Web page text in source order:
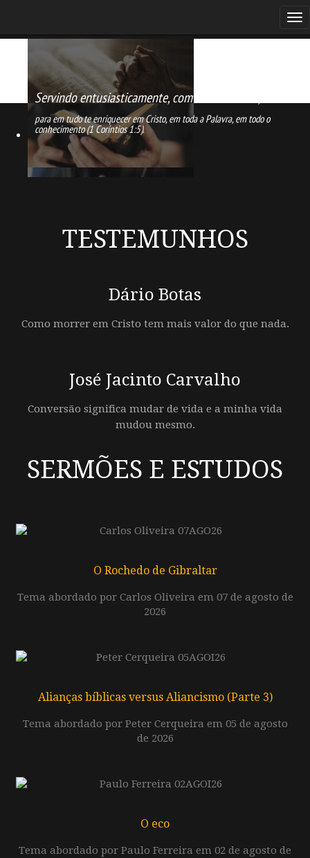
Servindo entusiasticamente,com amor e temor,
para em tudo te enriquecer em Cristo, em toda a Palavra, em todo o
conhecimento (1 Coríntios 1:5).
TESTEMUNHOS
Dário Botas
Como morrer em Cristo tem mais valor do que nada.
José Jacinto Carvalho
Conversão significa mudar de vida e a minha vida
mudou mesmo.
SERMÕES E ESTUDOS
O Rochedo de Gibraltar
Tema abordado por Carlos Oliveira em 07 de agosto de
2026
Alianças bíblicas versus Aliancismo (Parte 3)
Tema abordado por Peter Cerqueira em 05 de agosto
de 2026
O eco
Tema abordado por Paulo Ferreira em 02 de agosto de